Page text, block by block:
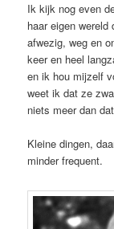
Ik kijk nog even
haar eigen
afwezig, weg en
keer en heel
en ik hou mijzelf
weet ik dat ze
niets meer dan
Kleine dingen,
minder frequent.